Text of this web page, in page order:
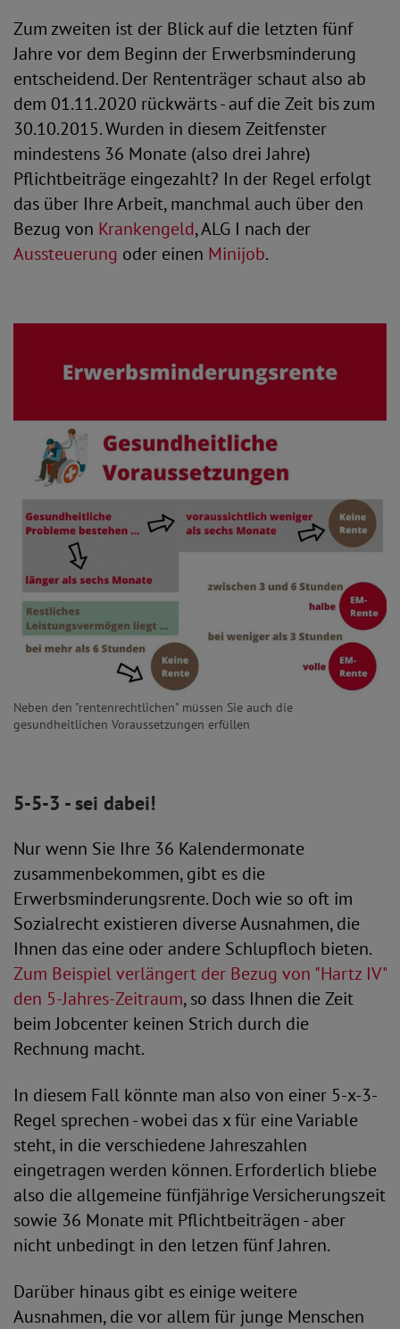
Zum zweiten ist der Blick auf die letzten fünf
Jahre vor dem Beginn der Erwerbsminderung
entscheidend. Der Rententräger schaut also ab
dem 01.11.2020 rückwärts - auf die Zeit bis zum
30.10.2015. Wurden in diesem Zeitfenster
mindestens 36 Monate (also drei Jahre)
Pflichtbeiträge eingezahlt? In der Regel erfolgt
das über Ihre Arbeit, manchmal auch über den
Bezug von Krankengeld, ALG I nach der
Aussteuerung oder einen Minijob.
Neben den "rentenrechtlichen" müssen Sie auch die
gesundheitlichen Voraussetzungen erfüllen
5-5-3 - sei dabei!
Nur wenn Sie Ihre 36 Kalendermonate
zusammenbekommen, gibt es die
Erwerbsminderungsrente. Doch wie so oft im
Sozialrecht existieren diverse Ausnahmen, die
Ihnen das eine oder andere Schlupfloch bieten.
Zum Beispiel verlängert der Bezug von "Hartz IV"
den 5-Jahres-Zeitraum, so dass Ihnen die Zeit
beim Jobcenter keinen Strich durch die
Rechnung macht.
In diesem Fall könnte man also von einer 5-x-3-
Regel sprechen - wobei das x für eine Variable
steht, in die verschiedene Jahreszahlen
eingetragen werden können. Erforderlich bliebe
also die allgemeine fünfjährige Versicherungszeit
sowie 36 Monate mit Pflichtbeiträgen - aber
nicht unbedingt in den letzen fünf Jahren.
Darüber hinaus gibt es einige weitere
Ausnahmen, die vor allem für junge Menschen